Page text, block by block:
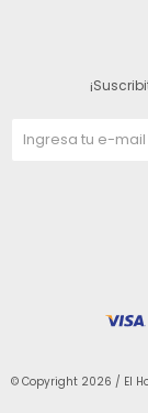
© Copyright 2026 / El